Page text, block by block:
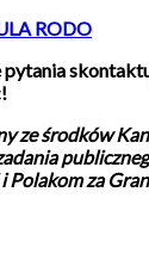
RODO
ze środków
Polakom za